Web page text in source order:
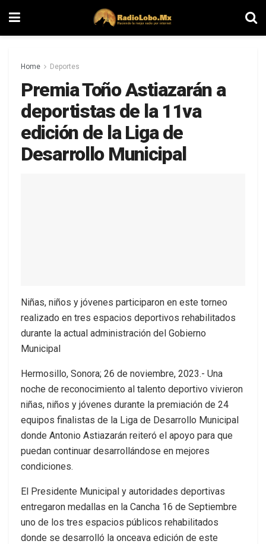
Home Deportes
Premia Toño Astiazarán a
deportistas de la 11va
edición de la Liga de
Desarrollo Municipal
Niñas, niños y jóvenes participaron en este torneo
realizado en tres espacios deportivos rehabilitados
durante la actual administración del Gobierno
Municipal
Hermosillo, Sonora; 26 de noviembre, 2023.- Una
noche de reconocimiento al talento deportivo vivieron
niñas, niños y jóvenes durante la premiación de 24
equipos finalistas de la Liga de Desarrollo Municipal
donde Antonio Astiazarán reiteró el apoyo para que
puedan continuar desarrollándose en mejores
condiciones.
El Presidente Municipal y autoridades deportivas
entregaron medallas en la Cancha 16 de Septiembre
uno de los tres espacios públicos rehabilitados
donde se desarrolló la onceava edición de este